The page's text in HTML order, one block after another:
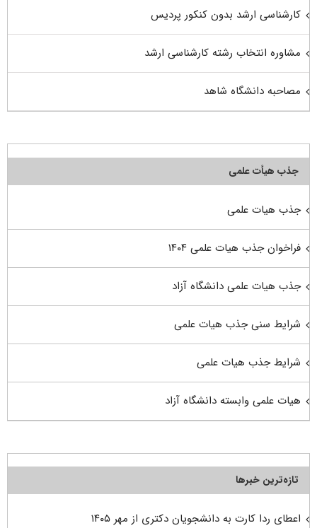
کارشناسی ارشد بدون کنکور پردیس
مشاوره انتخاب رشته کارشناسی ارشد
مصاحبه دانشگاه شاهد
جذب هیأت علمی
جذب هیات علمی
فراخوان جذب هیات علمی ۱۴۰۴
جذب هیات علمی دانشگاه آزاد
شرایط سنی جذب هیات علمی
شرایط جذب هیات علمی
هیات علمی وابسته دانشگاه آزاد
تازه‌ترین خبرها
اعطای ردا کارت به دانشجویان دکتری از مهر ۱۴۰۵